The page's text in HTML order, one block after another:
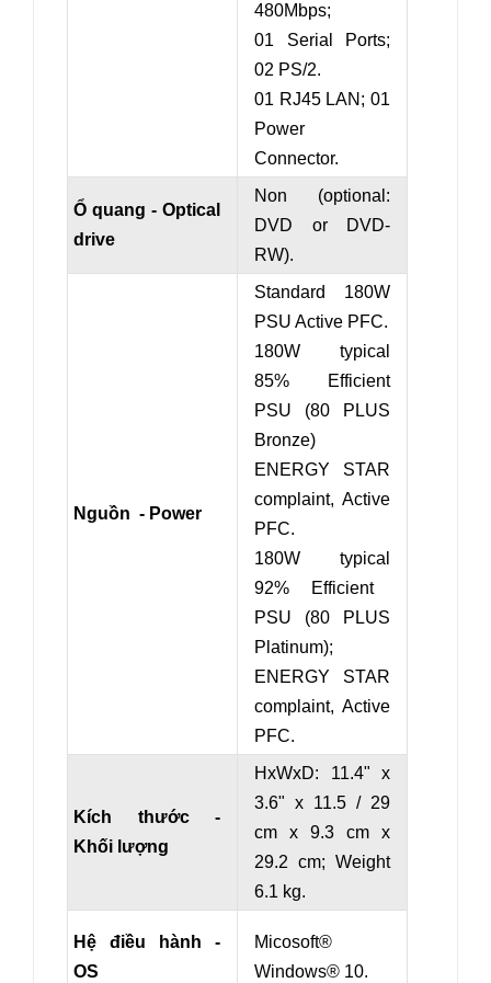
480Mbps;
01 Serial Ports;
02 PS/2.
01 RJ45 LAN; 01
Power
Connector.
Ổ quang - Optical
drive
Non (optional:
DVD or DVD-
RW).
Nguồn - Power
Standard 180W
PSU Active PFC.
180W typical
85% Efficient
PSU (80
PLUS
Bronze)
ENERGY STAR
complaint, Active
PFC.
180W typical
92% Efficient
PSU (80
PLUS
Platinum);
ENERGY STAR
complaint, Active
PFC.
Kích thước -
Khối lượng
HxWxD: 11.4" x
3.6" x 11.5 / 29
cm x 9.3 cm x
29.2 cm; Weight
6.1 kg.
Hệ điều hành -
OS
Micosoft®
Windows® 10.